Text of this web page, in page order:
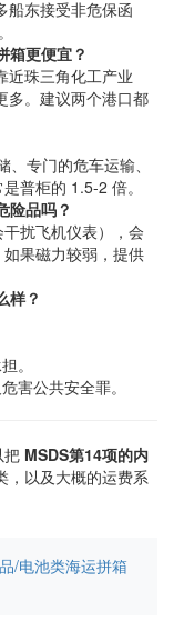
船东接受非危保函
箱更便宜？
近珠三角化工产业
多。建议两个港口都
、专门的危车运输、
普柜的 1.5-2 倍。
险品吗？
扰飞机仪表），会
如果磁力较弱，提供
样？
。
害公共安全罪。
把 MSDS第14项的内
，以及大概的运费系
/电池类海运拼箱